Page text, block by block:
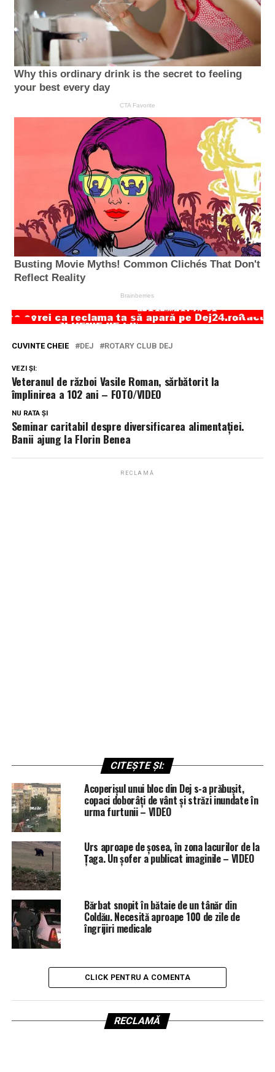
CUVINTE CHEIE DEJ ROTARY CLUB DEJ
VEZI ȘI:
Veteranul de război Vasile Roman, sărbătorit la
împlinirea a 102 ani – FOTO/VIDEO
NU RATA ȘI
Seminar caritabil despre diversificarea alimentației.
Banii ajung la Florin Benea
RECLAMĂ
CITEȘTE ȘI:
Acoperișul unui bloc din Dej s-a prăbușit,
copaci doborâți de vânt și străzi inundate în
urma furtunii – VIDEO
Urs aproape de șosea, în zona lacurilor de la
Țaga. Un șofer a publicat imaginile – VIDEO
Bărbat snopit în bătaie de un tânăr din
Coldău. Necesită aproape 100 de zile de
îngrijiri medicale
CLICK PENTRU A COMENTA
RECLAMĂ